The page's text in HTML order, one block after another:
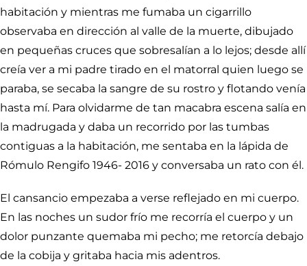
habitación y mientras me fumaba un cigarrillo
observaba en dirección al valle de la muerte, dibujado
en pequeñas cruces que sobresalían a lo lejos; desde allí
creía ver a mi padre tirado en el matorral quien luego se
paraba, se secaba la sangre de su rostro y flotando venía
hasta mí. Para olvidarme de tan macabra escena salía en
la madrugada y daba un recorrido por las tumbas
contiguas a la habitación, me sentaba en la lápida de
Rómulo Rengifo 1946- 2016 y conversaba un rato con él.
El cansancio empezaba a verse reflejado en mi cuerpo.
En las noches un sudor frío me recorría el cuerpo y un
dolor punzante quemaba mi pecho; me retorcía debajo
de la cobija y gritaba hacia mis adentros.